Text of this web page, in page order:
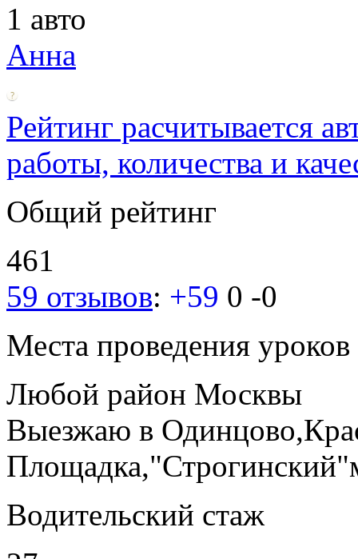
1 авто
Анна
Рейтинг расчитывается
работы, количества и
Общий рейтинг
461
59 отзывов: +59 0 -0
Места проведения уроков
Любой район Москвы
Выезжаю в
Водительский стаж